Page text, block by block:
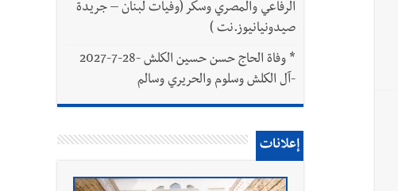
الرفاعي والمصري وسكر (وفيات لبنان – جريدة
صيدونيانيوز.نت )
*
وفاة الحاج حسن حسين الكلش -28-7-2027
-آل الكلش وسلوم والحريري وسالم
إعلانات